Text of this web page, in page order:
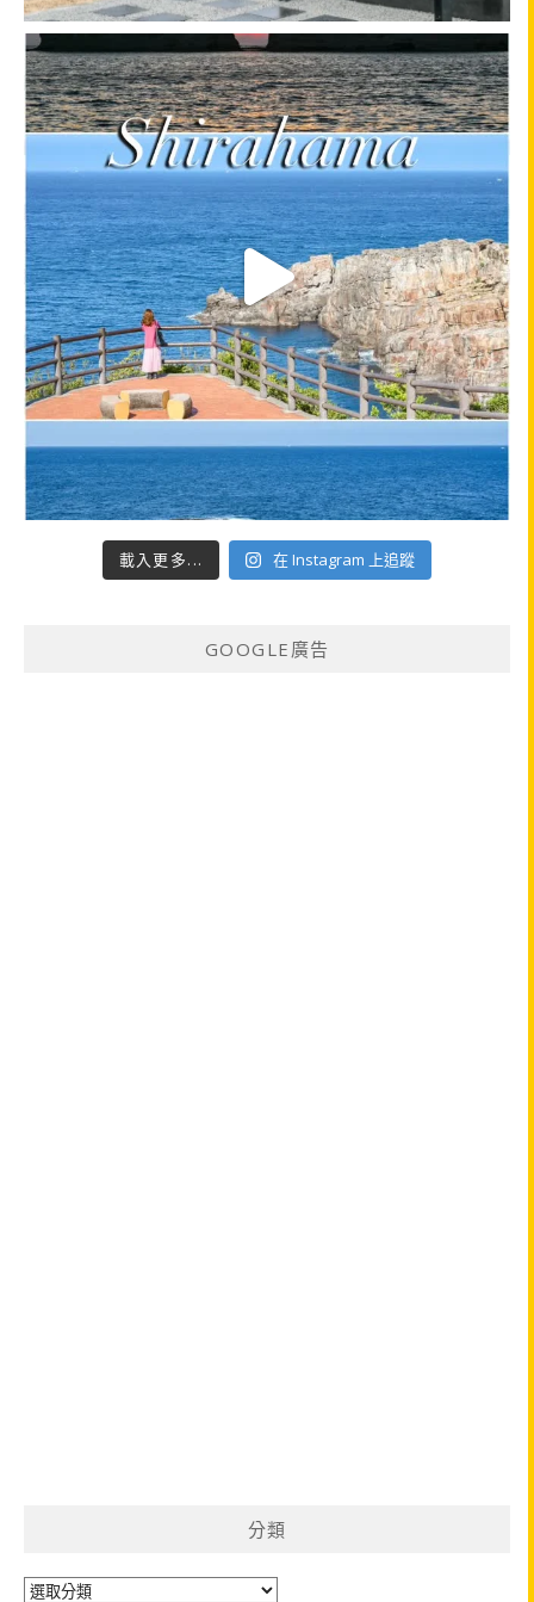
載入更多... 在 Instagram 上追蹤
GOOGLE廣告
分類
分